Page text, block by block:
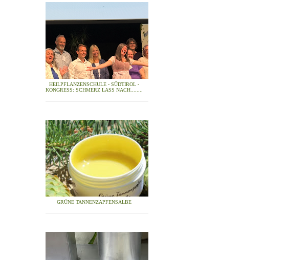
HEILPFLANZENSCHULE - SÜDTIROL -
KONGRESS: SCHMERZ LASS NACH........
GRÜNE TANNENZAPFENSALBE